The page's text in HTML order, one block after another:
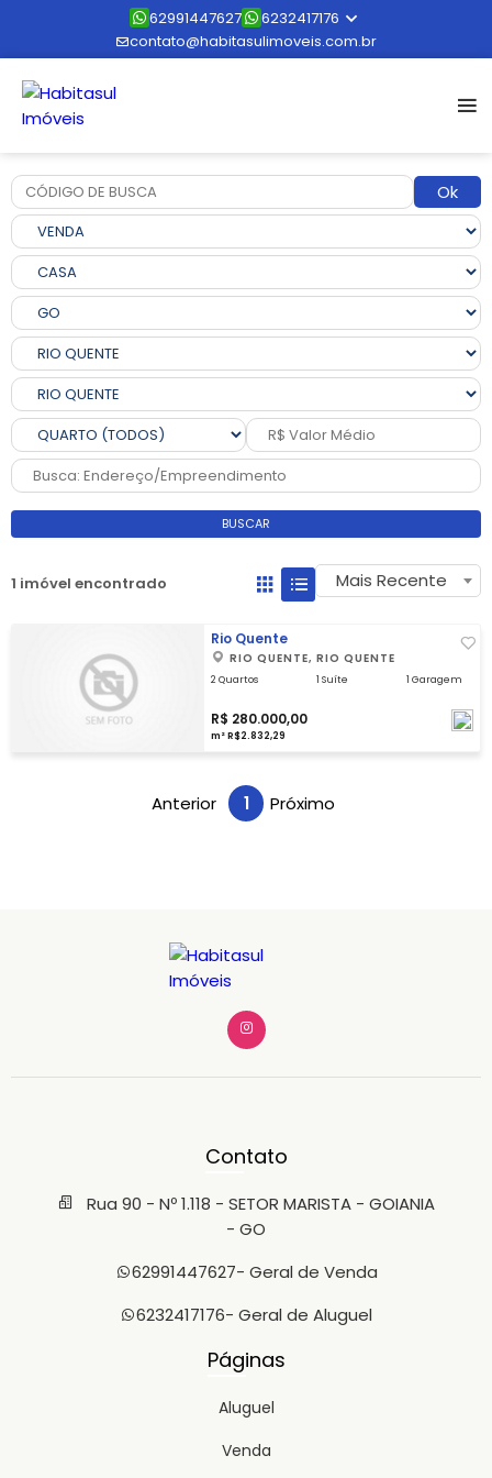
62991447627
6232417176
contato@habitasulimoveis.com.br
Ok
BUSCAR
1 imóvel encontrado Mais Recente
Rio Quente
RIO QUENTE, RIO QUENTE
2 Quartos 1 Suíte 1 Garagem
R$ 280.000,00
m² R$2.832,29
Anterior 1 Próximo
Contato
Rua 90 - Nº 1.118 - SETOR MARISTA - GOIANIA
- GO
62991447627- Geral de Venda
6232417176- Geral de Aluguel
Páginas
Aluguel
Venda